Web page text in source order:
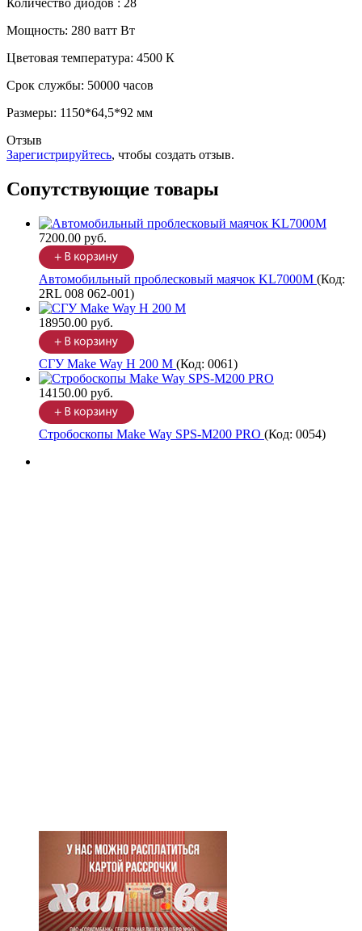
Количество диодов : 28
Мощность: 280 ватт Вт
Цветовая температура: 4500 К
Срок службы: 50000 часов
Размеры: 1150*64,5*92 мм
Отзыв
Зарегистрируйтесь, чтобы создать отзыв.
Сопутствующие товары
7200.00 руб.
Автомобильный проблесковый маячок KL7000M (Код:
2RL 008 062-001)
18950.00 руб.
СГУ Make Way H 200 M (Код: 0061)
14150.00 руб.
Стробоскопы Make Way SPS-M200 PRO (Код: 0054)